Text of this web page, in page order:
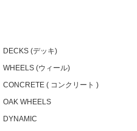
DECKS (デッキ)
WHEELS (ウィール)
CONCRETE ( コンクリート )
OAK WHEELS
DYNAMIC